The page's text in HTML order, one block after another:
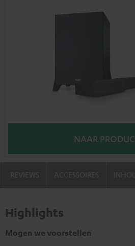
NAAR
Highlights
Mogen we voorstellen